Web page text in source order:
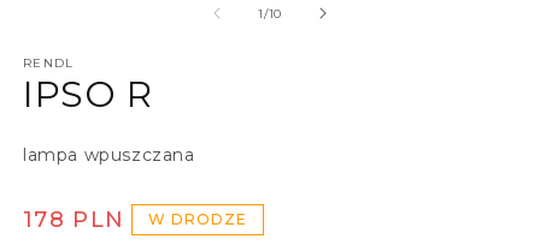
1/z
10
RENDL
IPSO R
lampa wpuszczana
Cena regularna
178 PLN W DRODZE